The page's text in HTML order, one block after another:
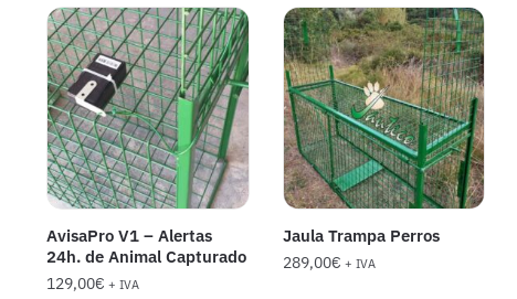
AvisaPro V1 – Alertas
24h. de Animal Capturado
129,00€ + IVA
Jaula Trampa Perros
289,00€ + IVA